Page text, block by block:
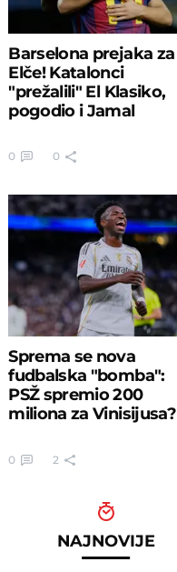
Barselona prejaka za
Elče! Katalonci
"prežalili" El Klasiko,
pogodio i Jamal
0 0
Sprema se nova
fudbalska "bomba":
PSŽ spremio 200
miliona za Vinisijusa?
0 2
NAJNOVIJE